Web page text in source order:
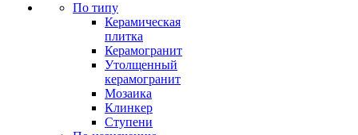
По типу
Керамическая
плитка
Керамогранит
Утолщенный
керамогранит
Мозаика
Клинкер
Ступени